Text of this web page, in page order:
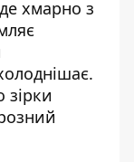
хмарно з